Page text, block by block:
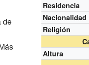
Residencia
Nacionalidad
Religión
Altura
de